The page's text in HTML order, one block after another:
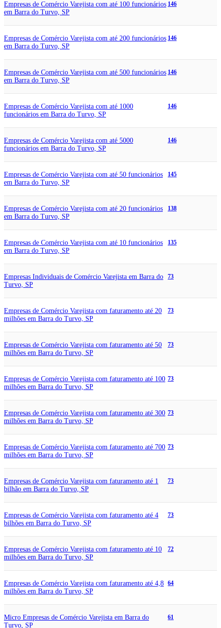
Empresas de Comércio Varejista com até 100 funcionários
em Barra do Turvo, SP
146
Empresas de Comércio Varejista com até 200 funcionários
em Barra do Turvo, SP
146
Empresas de Comércio Varejista com até 500 funcionários
em Barra do Turvo, SP
146
Empresas de Comércio Varejista com até 1000
funcionários em Barra do Turvo, SP
146
Empresas de Comércio Varejista com até 5000
funcionários em Barra do Turvo, SP
146
Empresas de Comércio Varejista com até 50 funcionários
em Barra do Turvo, SP
145
Empresas de Comércio Varejista com até 20 funcionários
em Barra do Turvo, SP
138
Empresas de Comércio Varejista com até 10 funcionários
em Barra do Turvo, SP
135
Empresas Individuais de Comércio Varejista em Barra do
Turvo, SP
73
Empresas de Comércio Varejista com faturamento até 20
milhões em Barra do Turvo, SP
73
Empresas de Comércio Varejista com faturamento até 50
milhões em Barra do Turvo, SP
73
Empresas de Comércio Varejista com faturamento até 100
milhões em Barra do Turvo, SP
73
Empresas de Comércio Varejista com faturamento até 300
milhões em Barra do Turvo, SP
73
Empresas de Comércio Varejista com faturamento até 700
milhões em Barra do Turvo, SP
73
Empresas de Comércio Varejista com faturamento até 1
bilhão em Barra do Turvo, SP
73
Empresas de Comércio Varejista com faturamento até 4
bilhões em Barra do Turvo, SP
73
Empresas de Comércio Varejista com faturamento até 10
milhões em Barra do Turvo, SP
72
Empresas de Comércio Varejista com faturamento até 4,8
milhões em Barra do Turvo, SP
64
Micro Empresas de Comércio Varejista em Barra do
Turvo, SP
61